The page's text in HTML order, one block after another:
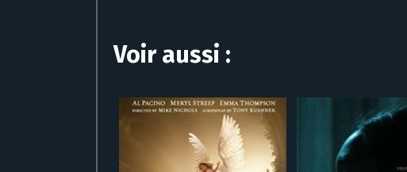
Voir aussi :